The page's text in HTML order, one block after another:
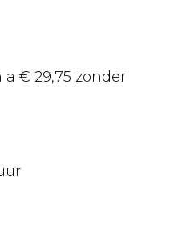
€ 29,75 zonder